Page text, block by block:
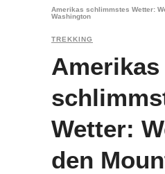
Amerikas schlimmstes Wetter:
Washington
TREKKING
Amerikas
Wetter:
den